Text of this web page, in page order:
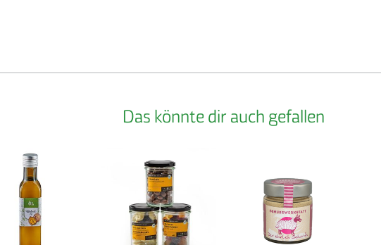
Das könnte dir auch gefallen